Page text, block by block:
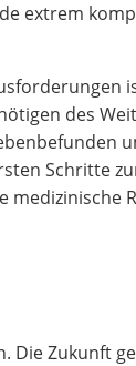
extrem
des
Schritte
medizinische
Die Zukunft